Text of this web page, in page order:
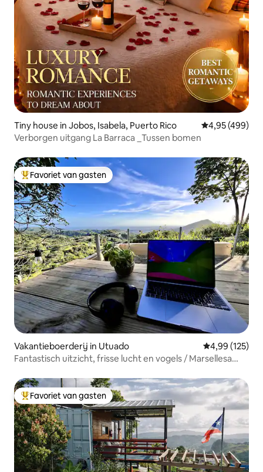
Tiny house in Jobos, Isabela, Puerto Rico Gemiddelde
4,95 (499)
Verborgen uitgang La Barraca _Tussen bomen
Topfavoriet van gasten
Favoriet van gasten
Vakantieboerderij in Utuado Gemiddelde
4,99 (125)
Fantastisch uitzicht, frisse lucht en vogels / Marsellesa
Topfavoriet van gasten
Favoriet van gasten